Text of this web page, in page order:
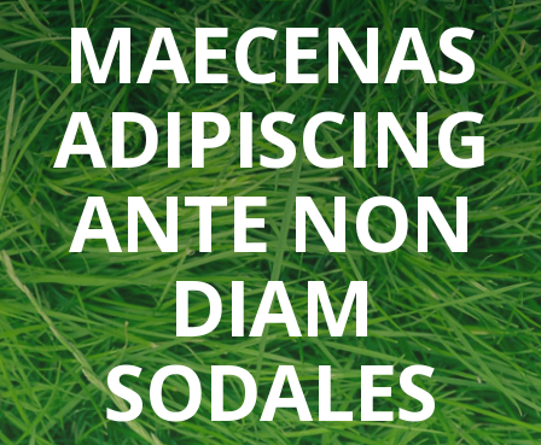
MAECENAS
ADIPISCING
ANTE NON
DIAM
SODALES